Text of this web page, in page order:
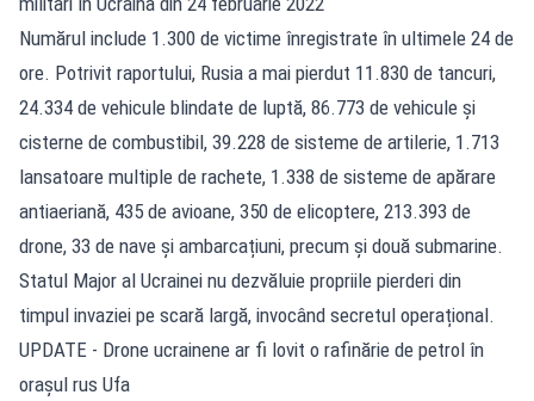
Numărul include 1.300 de victime înregistrate în ultimele 24 de
ore. Potrivit raportului, Rusia a mai pierdut 11.830 de tancuri,
24.334 de vehicule blindate de luptă, 86.773 de vehicule și
cisterne de combustibil, 39.228 de sisteme de artilerie, 1.713
lansatoare multiple de rachete, 1.338 de sisteme de apărare
antiaeriană, 435 de avioane, 350 de elicoptere, 213.393 de
drone, 33 de nave și ambarcațiuni, precum și două submarine.
Statul Major al Ucrainei nu dezvăluie propriile pierderi din
timpul invaziei pe scară largă, invocând secretul operațional.
UPDATE - Drone ucrainene ar fi lovit o rafinărie de petrol în
orașul rus Ufa